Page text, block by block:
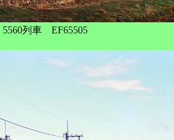
列車 EF65505